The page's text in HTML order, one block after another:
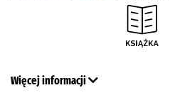
Więcej informacji